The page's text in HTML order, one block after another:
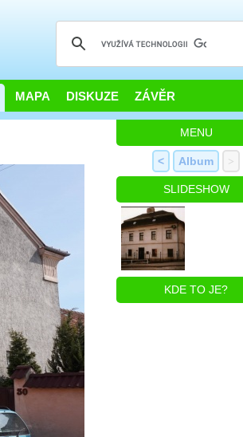
MAPA DISKUZE ZÁVĚR
MENU
< Album >
SLIDESHOW
KDE TO JE?